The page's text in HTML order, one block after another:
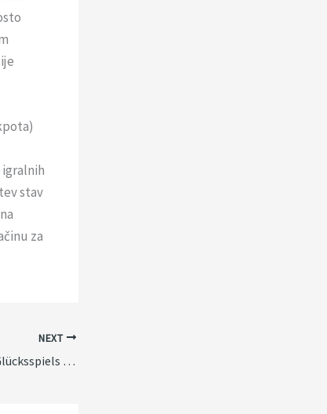
stav
za
NEXT
Die Zukunft des Online-Glücksspiels in Deutschland: Innovationen, Sicherheit und Regulierung